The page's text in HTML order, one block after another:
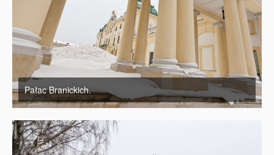
Pałac Branickich.